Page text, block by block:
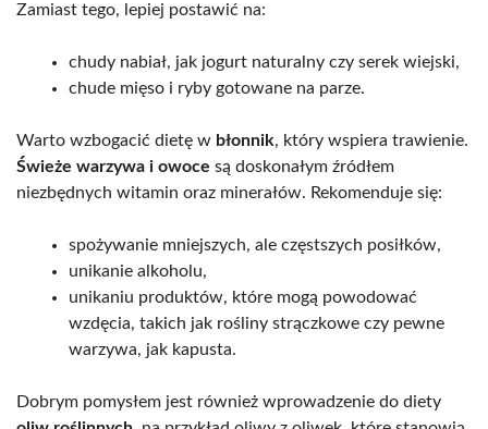
Zamiast tego, lepiej postawić na:
chudy nabiał, jak jogurt naturalny czy serek wiejski,
chude mięso i ryby gotowane na parze.
Warto wzbogacić dietę w błonnik, który wspiera trawienie.
Świeże warzywa i owoce są doskonałym źródłem
niezbędnych witamin oraz minerałów. Rekomenduje się:
spożywanie mniejszych, ale częstszych posiłków,
unikanie alkoholu,
unikaniu produktów, które mogą powodować
wzdęcia, takich jak rośliny strączkowe czy pewne
warzywa, jak kapusta.
Dobrym pomysłem jest również wprowadzenie do diety